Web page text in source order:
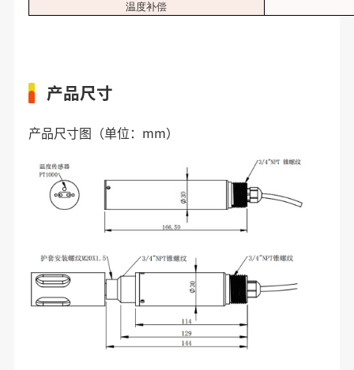
温度补偿
产品尺寸
产品尺寸图（单位：mm）